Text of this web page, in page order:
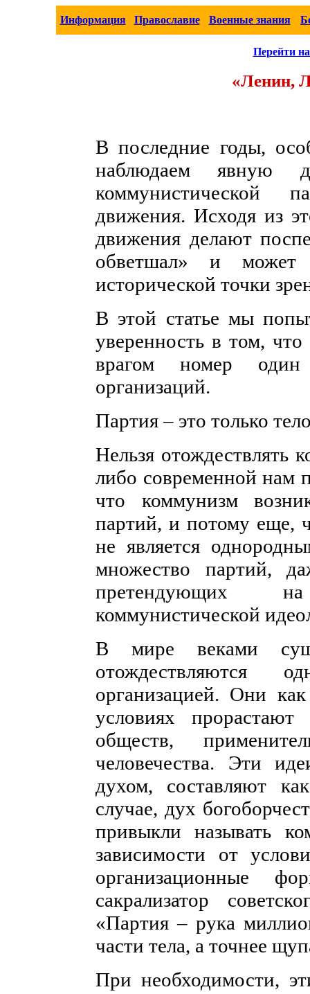
Информация Православие Военные знания
Перейти
«Ленин,
В последние годы,
наблюдаем явную
коммунистической
движения. Исходя из
движения делают
обветшал» и может
исторической точки
В этой статье мы
уверенность в том,
врагом номер
организаций.
Партия – это только
Нельзя отождествлять
либо современной нам
что коммунизм
партий, и потому еще,
не является
множество партий,
претендующих
коммунистической
В мире веками
отождествляются
организацией. Они
условиях
обществ,
человечества. Эти
духом, составляют
случае, дух
привыкли называть
зависимости от
организационные
сакрализатор
«Партия – рука
части тела, а точнее
При необходимости,